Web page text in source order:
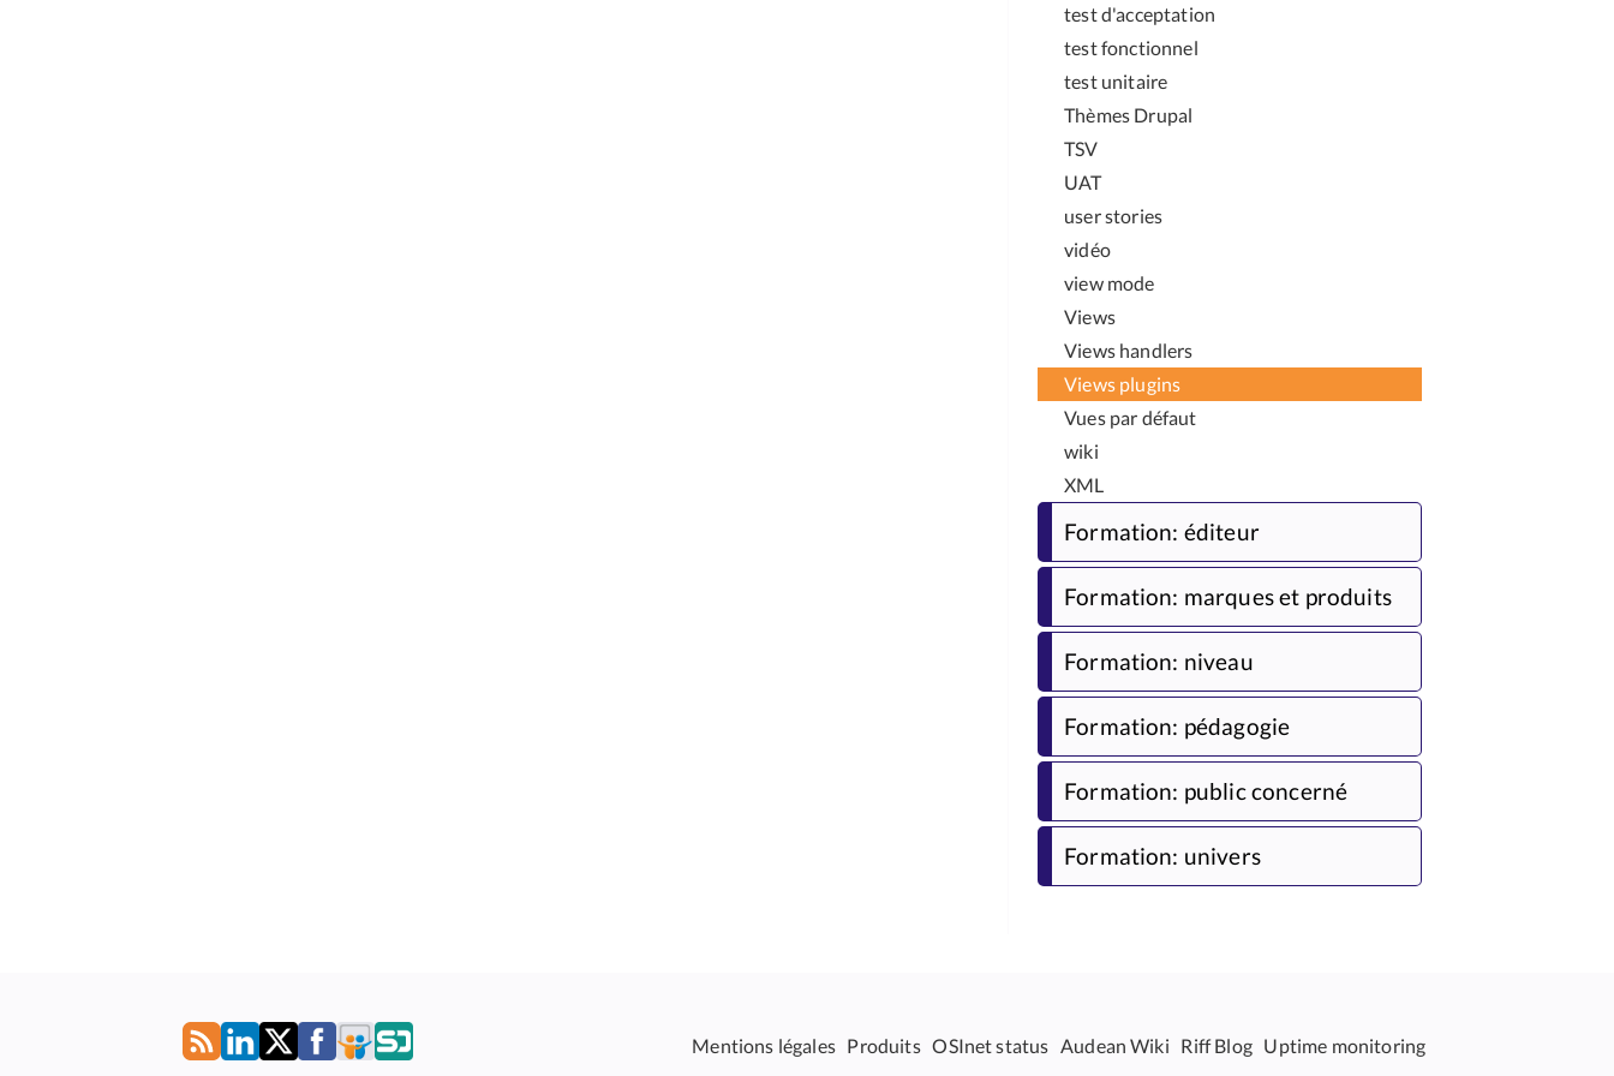
test d'acceptation
test fonctionnel
test unitaire
Thèmes Drupal
TSV
UAT
user stories
vidéo
view mode
Views
Views handlers
Views plugins
Vues par défaut
wiki
XML
Formation: éditeur
Formation: marques et produits
Formation: niveau
Formation: pédagogie
Formation: public concerné
Formation: univers
Mentions légales Produits OSInet status Audean Wiki Riff Blog Uptime monitoring